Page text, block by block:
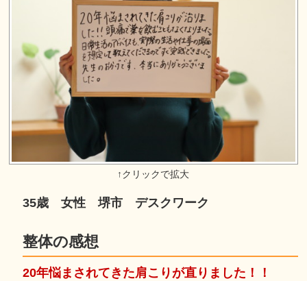
35歳 女性 堺市 デスクワーク
整体の感想
20年悩まされてきた肩こりが直りました！！